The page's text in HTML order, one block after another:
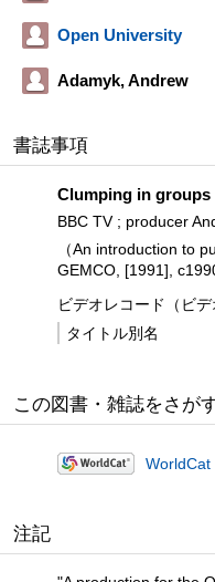
Open University
Adamyk, Andrew
書誌事項
Clumping in groups
BBC TV ; producer
（An introduction to
GEMCO, [1991],
ビデオレコード（ビデ
タイトル別名
この図書・雑誌をさが
WorldCat
注記